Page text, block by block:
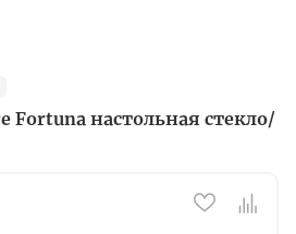
настольная стекло/